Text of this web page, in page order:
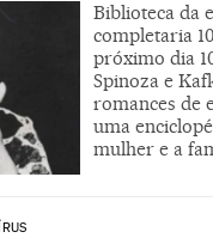
Biblioteca da
completaria
próximo dia
Spinoza e
romances de
uma
mulher e a